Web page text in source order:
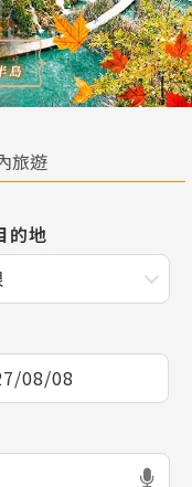
旅遊
的地